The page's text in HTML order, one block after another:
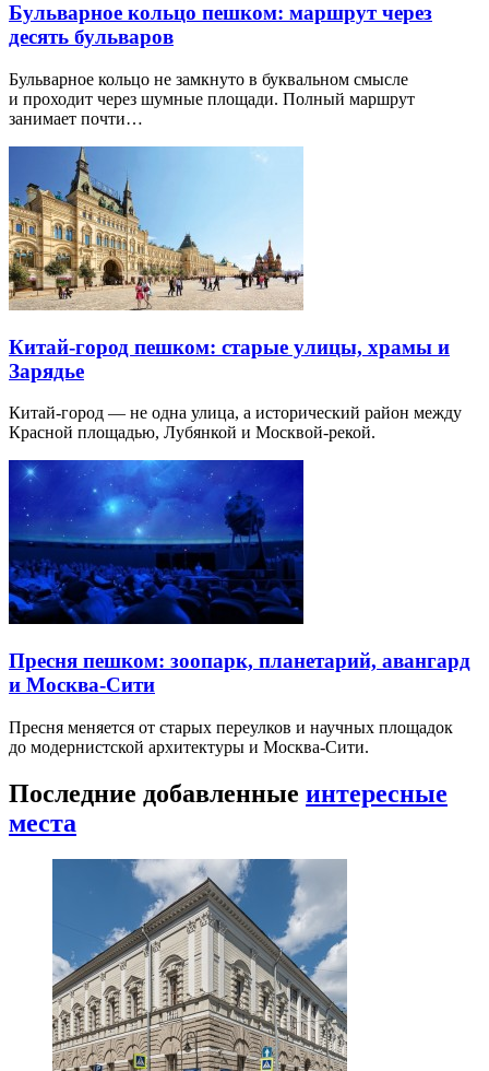
Бульварное кольцо пешком: маршрут через
десять бульваров
Бульварное кольцо не замкнуто в буквальном смысле
и проходит через шумные площади. Полный маршрут
занимает почти…
Китай-город пешком: старые улицы, храмы и
Зарядье
Китай-город — не одна улица, а исторический район между
Красной площадью, Лубянкой и Москвой-рекой.
Пресня пешком: зоопарк, планетарий, авангард
и Москва-Сити
Пресня меняется от старых переулков и научных площадок
до модернистской архитектуры и Москва-Сити.
Последние добавленные интересные
места